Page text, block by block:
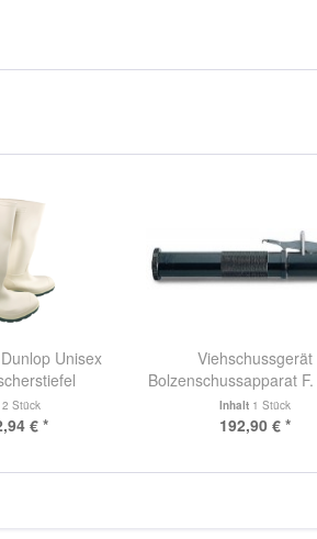
Unisex
2 Stück
€ *
Viehschussgerät
Bolzenschussapparat
Inhalt 1 Stück
192,90 € *